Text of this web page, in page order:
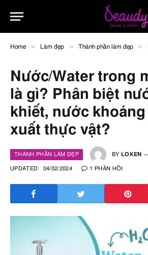
Home » Làm đẹp » Thành phần làm đẹp »
Nước/Water trong
là gì? Phân biệt
khiết, nước
xuất thực vật?
THÀNH PHẦN LÀM ĐẸP BY LOKEN
UPDATED: 04/02/2024 1 PHẢN HỒI